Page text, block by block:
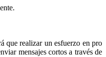
que realizar un esfuerzo en pro
mensajes cortos a través de